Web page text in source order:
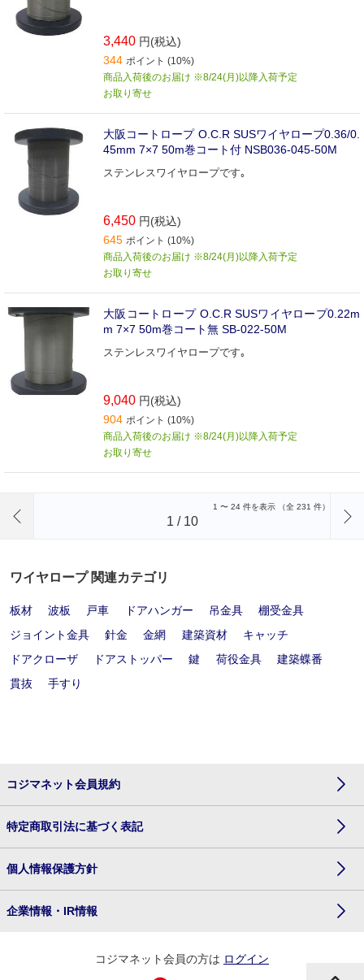
3,440 円(税込)
344 ポイント (10%)
商品入荷後のお届け ※8/24(月)以降入荷予定
お取り寄せ
大阪コートロープ O.C.R SUSワイヤロープ0.36/0.
45mm 7×7 50m巻コート付 NSB036-045-50M
ステンレスワイヤロープです｡
6,450 円(税込)
645 ポイント (10%)
商品入荷後のお届け ※8/24(月)以降入荷予定
お取り寄せ
大阪コートロープ O.C.R SUSワイヤロープ0.22m
m 7×7 50m巻コート無 SB-022-50M
ステンレスワイヤロープです｡
9,040 円(税込)
904 ポイント (10%)
商品入荷後のお届け ※8/24(月)以降入荷予定
お取り寄せ
1 〜 24 件を表示 （全 231 件）
1 / 10
ワイヤロープ 関連カテゴリ
板材 波板 戸車 ドアハンガー 吊金具
棚受金具
ジョイント金具
針金 金網 建築資材
キャッチ
ドアクローザ
ドアストッパー 鍵 荷役金具
建築蝶番
貫抜
手すり
コジマネット会員規約
特定商取引法に基づく表記
個人情報保護方針
企業情報・IR情報
コジマネット会員の方は ログイン